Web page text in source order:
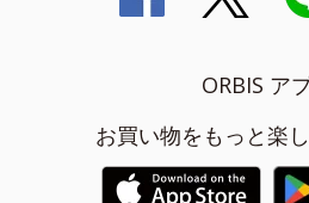
ORBIS ア
お買い物をもっと楽